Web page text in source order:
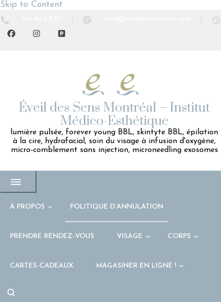
Skip to Content
Éveil des Sens Montréal – Institut
Médico-Esthétique
lumière pulsée, forever young BBL, skintyte BBL, épilation
à la cire, hydrafacial, soin du visage à infusion d'oxygène,
micro-comblement sans injection, microneedling exosomes
À PROPOS POLITIQUE D’ANNULATION
PRENDRE RENDEZ-VOUS VISAGE CORPS
CARTES-CADEAUX MAGASINER EN LIGNE !